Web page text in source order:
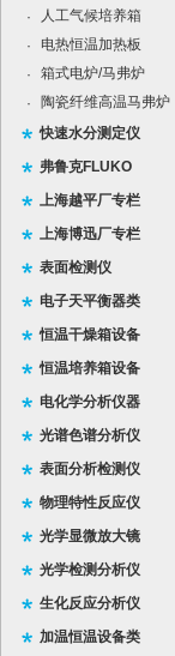
·
人工气候培养箱
·
电热恒温加热板
·
箱式电炉/马弗炉
·
陶瓷纤维高温马弗炉
快速水分测定仪
弗鲁克FLUKO
上海越平厂专栏
上海博迅厂专栏
表面检测仪
电子天平衡器类
恒温干燥箱设备
恒温培养箱设备
电化学分析仪器
光谱色谱分析仪
表面分析检测仪
物理特性反应仪
光学显微放大镜
光学检测分析仪
生化反应分析仪
加温恒温设备类